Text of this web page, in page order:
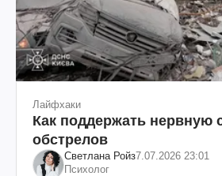
Лайфхаки
Как поддержать нервную
обстрелов
Светлана Ройз7.07.2026 23:01
Психолог